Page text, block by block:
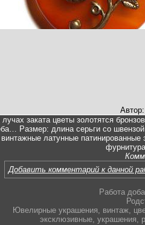
лучах заката цветы золотятся
Размер: длина серьги со
винтажные латунные
Добавить комментарий к данной
Работа
Ювелирные украшения, винтаж,
эксклюзивные, украшения,